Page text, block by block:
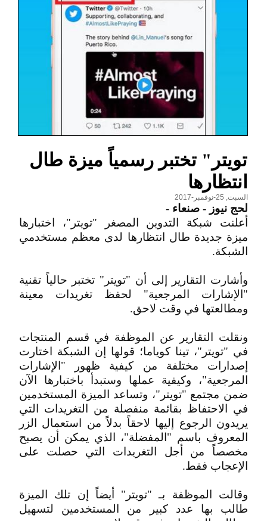
تويتر" تختبر رسمياً ميزة طال
انتظارها
السبت, 25-نوفمبر-2017
لحج نيوز - صنعاء -
أعلنت شبكة التدوين المصغر "تويتر"، اختبارها
ميزة جديدة طال انتظارها لدى معظم مستخدمي
الشبكة.
وأشارت التقارير إلى أن "تويتر" تختبر حالياً تقنية
"الإشارات المرجعية" لحفظ تغريدات معينة
ومطالعتها في وقت لاحق.
ونقلت التقارير عن الموظفة في قسم المنتجات
في "تويتر"، تينا كوياما؛ قولها إن الشبكة اختارت
إصدارات مختلفة من كيفية ظهور "الإشارات
المرجعية"، وكيفية عملها وستبدأ باختبارها الآن
ضمن مجتمع "تويتر"، وتساعد الميزة المستخدمين
في الاحتفاظ بقائمة منفصلة من التغريدات التي
يريدون الرجوع إليها لاحقاً بدلاً من استعمال الزر
المعروف باسم "المفضلة"، الذي يمكن أن يصبح
مخصصاً من أجل التغريدات التي حصلت على
الإعجاب فقط.
وقالت الموظفة بـ "تويتر" أيضاً إن تلك الميزة
طالب بها عدد كبير من المستخدمين لتسهيل